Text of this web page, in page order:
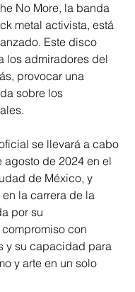
No More, la banda
metal activista, está
Este disco
los admiradores del
provocar una
sobre los
se llevará a cabo
agosto de 2024 en el
de México, y
la carrera de la
por su
con
y su capacidad para
y arte en un solo